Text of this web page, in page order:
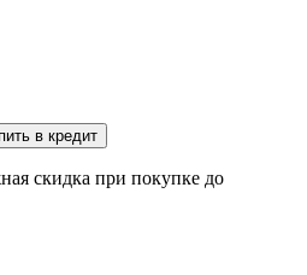
в кредит
скидка при покупке до